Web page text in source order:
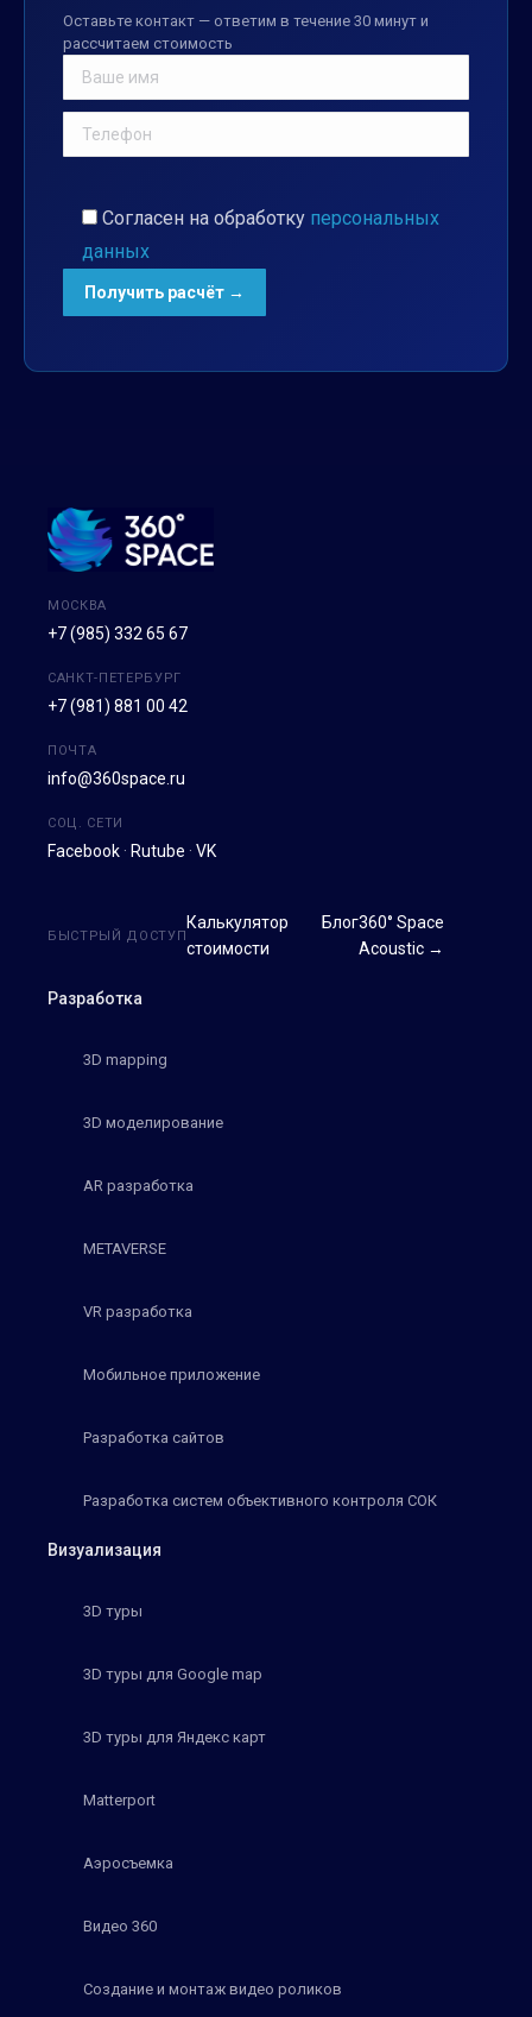
Оставьте контакт — ответим в течение 30 минут и
рассчитаем стоимость
Согласен на обработку персональных
данных
МОСКВА
+7 (985) 332 65 67
САНКТ-ПЕТЕРБУРГ
+7 (981) 881 00 42
ПОЧТА
info@360space.ru
СОЦ. СЕТИ
Facebook · Rutube · VK
Разработка
3D mapping
3D моделирование
AR разработка
METAVERSE
VR разработка
Мобильное приложение
Разработка сайтов
Разработка систем объективного контроля СОК
Визуализация
3D туры
3D туры для Google map
3D туры для Яндекс карт
Matterport
Аэросъемка
Видео 360
Создание и монтаж видео роликов
БЫСТРЫЙ ДОСТУП
Калькулятор
стоимости
Блог360° Space
Acoustic →